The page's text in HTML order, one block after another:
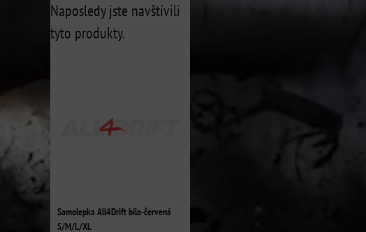
Naposledy jste navštívili
tyto produkty.
Samolepka All4Drift bílo-červená
S/M/L/XL